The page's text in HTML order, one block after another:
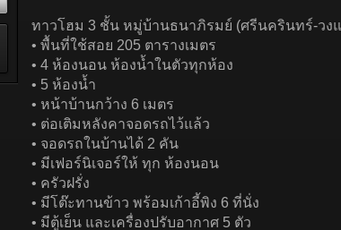
ทาวโฮม 3 ชั้น หมู่บ้านธนาภิรมย์ (ศรีนครินทร์-วง
• พื้นที่ใช้สอย 205 ตารางเมตร
• 4 ห้องนอน ห้องน้ำในตัวทุกห้อง
• 5 ห้องน้ำ
• หน้าบ้านกว้าง 6 เมตร
• ต่อเติมหลังคาจอดรถไว้แล้ว
• จอดรถในบ้านได้ 2 คัน
• มีเฟอร์นิเจอร์ให้ ทุก ห้องนอน
• ครัวฝรั่ง
• มีโต๊ะทานข้าว พร้อมเก้าอี้พิง 6 ที่นั่ง
• มีตู้เย็น และเครื่องปรับอากาศ 5 ตัว